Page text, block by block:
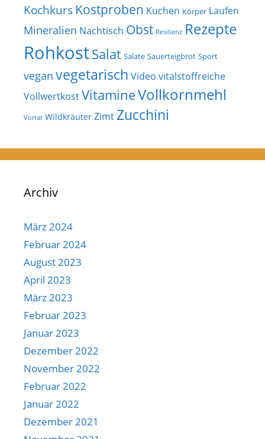
Kochkurs Kostproben Kuchen Körper Laufen
Mineralien Nachtisch Obst Resilienz Rezepte
RohkostSalat Salate Sauerteigbrot Sport
vegan vegetarisch Video vitalstoffreiche
VollwertkostVitamineVollkornmehl
Vorrat Wildkräuter Zimt Zucchini
Archiv
März 2024
Februar 2024
August 2023
April 2023
März 2023
Februar 2023
Januar 2023
Dezember 2022
November 2022
Februar 2022
Januar 2022
Dezember 2021